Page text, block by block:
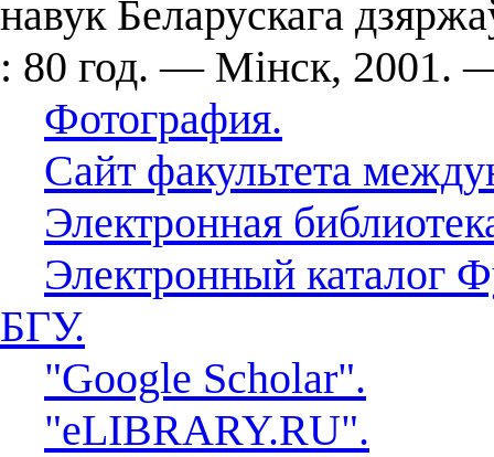
навук Беларускага
: 80 год. — Мінск, 2001.
Фотография.
Сайт факультета
Электронная
Электронный каталог
БГУ.
"Google Scholar".
"eLIBRARY.RU".